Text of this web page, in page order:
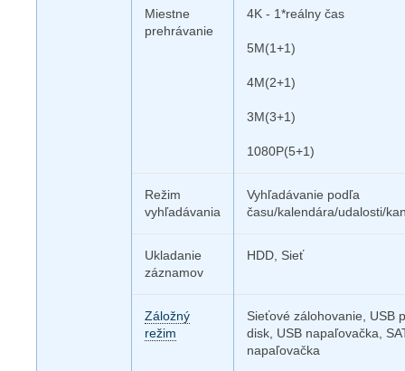
Miestne
prehrávanie
4K - 1*reálny čas
5M(1+1)
4M(2+1)
3M(3+1)
1080P(5+1)
Režim
vyhľadávania
Vyhľadávanie podľa
času/kalendára/udalosti/
Ukladanie
záznamov
HDD, Sieť
Záložný
režim
Sieťové zálohovanie, USB
disk, USB napaľovačka,
napaľovačka